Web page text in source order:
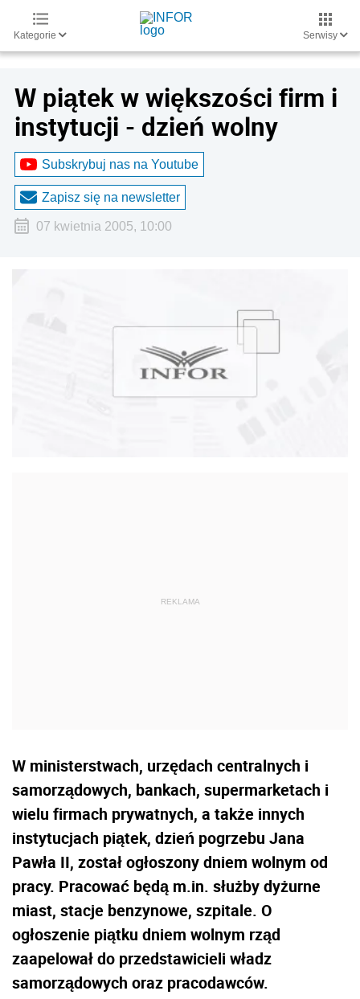
Kategorie Serwisy
W piątek w większości firm i
instytucji - dzień wolny
Subskrybuj nas na Youtube
Zapisz się na newsletter
07 kwietnia 2005, 10:00
W ministerstwach, urzędach centralnych i
samorządowych, bankach, supermarketach i
wielu firmach prywatnych, a także innych
instytucjach piątek, dzień pogrzebu Jana
Pawła II, został ogłoszony dniem wolnym od
pracy. Pracować będą m.in. służby dyżurne
miast, stacje benzynowe, szpitale. O
ogłoszenie piątku dniem wolnym rząd
zaapelował do przedstawicieli władz
samorządowych oraz pracodawców.